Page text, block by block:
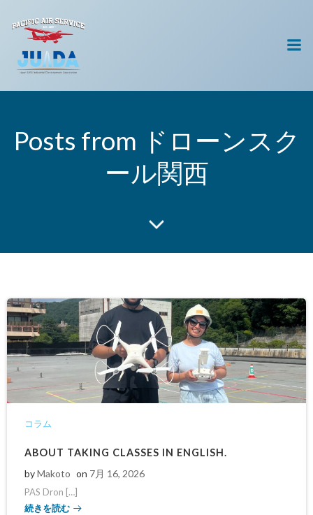
へ
ッ
Posts from ドローンスク
ール関西
コラム
ABOUT TAKING CLASSES IN ENGLISH.
byMakoto on 7月 16, 2026
PAS Dron […]
続きを読む